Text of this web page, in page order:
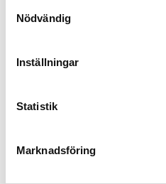
Nödvändig
Inställningar
Statistik
Marknadsföring
NOELS STORA SHOW I 3-0-